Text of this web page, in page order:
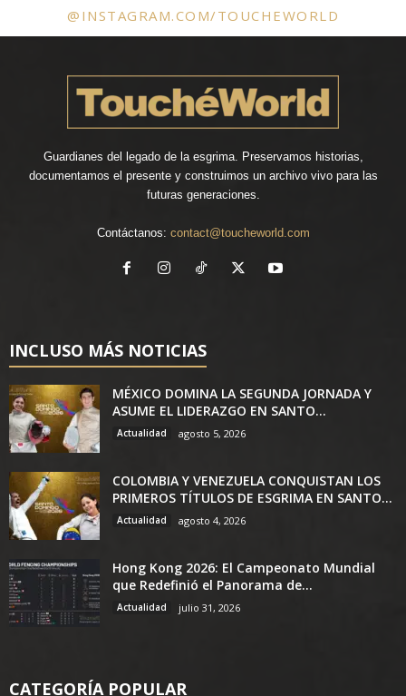
@INSTAGRAM.COM/TOUCHEWORLD
Guardianes del legado de la esgrima. Preservamos historias,
documentamos el presente y construimos un archivo vivo para las
futuras generaciones.
Contáctanos: contact@toucheworld.com
INCLUSO MÁS NOTICIAS
MÉXICO DOMINA LA SEGUNDA JORNADA Y
ASUME EL LIDERAZGO EN SANTO...
Actualidad agosto 5, 2026
COLOMBIA Y VENEZUELA CONQUISTAN LOS
PRIMEROS TÍTULOS DE ESGRIMA EN SANTO...
Actualidad agosto 4, 2026
Hong Kong 2026: El Campeonato Mundial
que Redefinió el Panorama de...
Actualidad julio 31, 2026
CATEGORÍA POPULAR